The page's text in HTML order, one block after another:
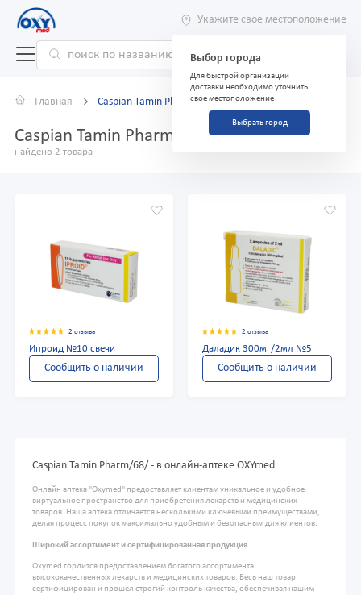
Укажите свое местоположение
Выбор города
Для быстрой организации
доставки необходимо уточнить
свое местоположение
Выбрать город
Главная Caspian Tamin Pharm/68/
Caspian Tamin Pharm/68/
найдено 2 товара
2 отзыва
Ипроид №10 свечи
Сообщить о наличии
2 отзыва
Даладик 300мг/2мл №5
Сообщить о наличии
Caspian Tamin Pharm/68/ - в онлайн-аптеке OXYmed
Онлайн аптека "Oxymed" предоставляет клиентам уникальное и удобное
виртуальное пространство для приобретения лекарств и медицинских
товаров. Наша аптека отличается несколькими ключевыми преимуществами,
делая процесс покупок максимально удобным и безопасным для клиентов.
Широкий ассортимент и сертифицированная продукция
Oxymed гордится предоставлением богатого ассортимента
высококачественных лекарств и медицинских товаров. Весь наш товар
сертифицирован и прошел строгий контроль качества, обеспечивая нашим